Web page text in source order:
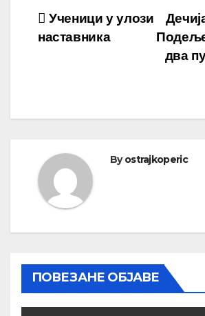
два
Ученици у улози
наставника
Byostrajkoperic
ПОВЕЗАНЕ ОБЈАВЕ